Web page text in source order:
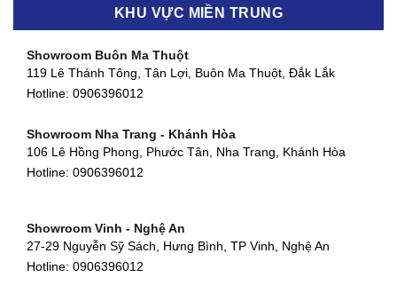
Showroom Biên Hòa - Đồng Nai
Showroom Thuận An - Bình Dương
Showroom Quận 11 - TP. HCM
Showroom Quận 4 - TP. HCM
127 Khánh Hội, Phường 3, Quận 4,TP. HCM
KHU VỰC MIỀN TRUNG
Showroom Buôn Ma Thuột
119 Lê Thánh Tông, Tân Lợi, Buôn Ma Thuột, Đắk Lắk
Hotline: 0906396012
Showroom Nha Trang - Khánh Hòa
106 Lê Hồng Phong, Phước Tân, Nha Trang, Khánh Hòa
Hotline: 0906396012
Showroom Vinh - Nghệ An
27-29 Nguyễn Sỹ Sách, Hưng Bình, TP Vinh, Nghệ An
Hotline: 0906396012